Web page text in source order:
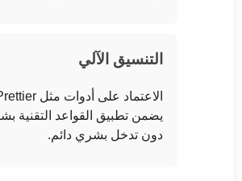
التنسيق الآلي
يضمن تطبيق القواعد التقنية
دون تدخل بشري دائم.